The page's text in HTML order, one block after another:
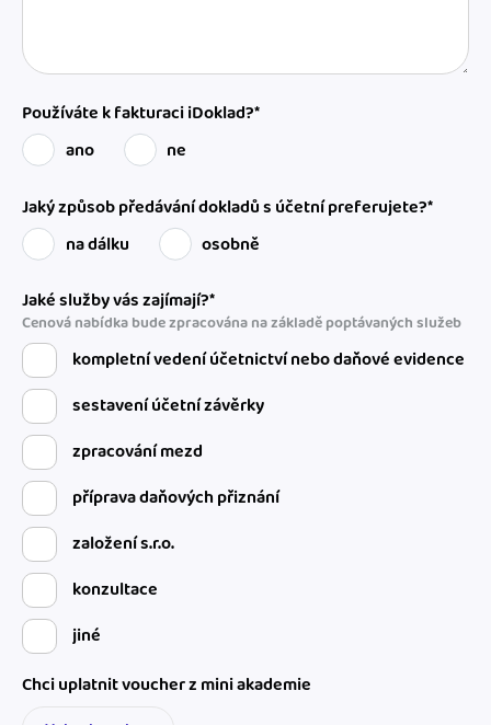
Používáte k fakturaci iDoklad?*
ano
ne
Jaký způsob předávání dokladů s účetní preferujete?*
na dálku
osobně
Jaké služby vás zajímají?*
Cenová nabídka bude zpracována na základě poptávaných služeb
kompletní vedení účetnictví nebo daňové evidence
sestavení účetní závěrky
zpracování mezd
příprava daňových přiznání
založení s.r.o.
konzultace
jiné
Chci uplatnit voucher z mini akademie